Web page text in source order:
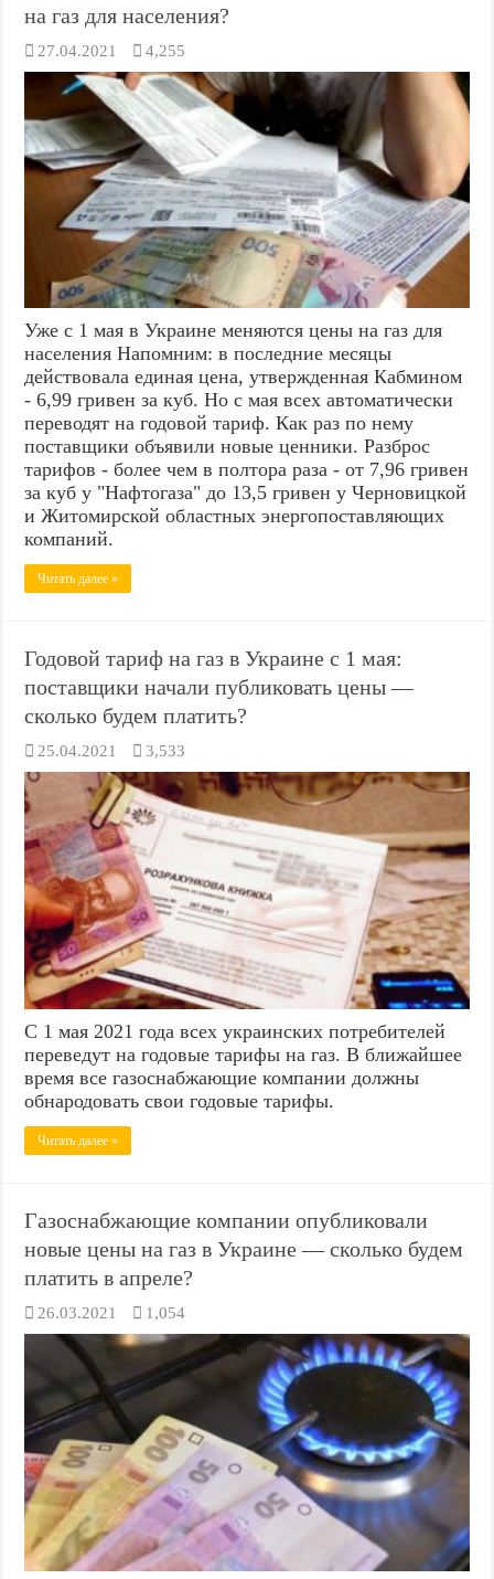
на газ для населения?
27.04.2021 4,255
Уже с 1 мая в Украине меняются цены на газ для
населения Напомним: в последние месяцы
действовала единая цена, утвержденная Кабмином
- 6,99 гривен за куб. Но с мая всех автоматически
переводят на годовой тариф. Как раз по нему
поставщики объявили новые ценники. Разброс
тарифов - более чем в полтора раза - от 7,96 гривен
за куб у "Нафтогаза" до 13,5 гривен у Черновицкой
и Житомирской областных энергопоставляющих
компаний.
Читать далее »
Годовой тариф на газ в Украине с 1 мая:
поставщики начали публиковать цены —
сколько будем платить?
25.04.2021 3,533
С 1 мая 2021 года всех украинских потребителей
переведут на годовые тарифы на газ. В ближайшее
время все газоснабжающие компании должны
обнародовать свои годовые тарифы.
Читать далее »
Газоснабжающие компании опубликовали
новые цены на газ в Украине — сколько будем
платить в апреле?
26.03.2021 1,054